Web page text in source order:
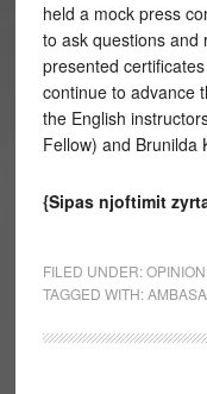
held a mock press
to ask questions and
presented
continue to advance
the English
Fellow) and Brunilda
{Sipas njoftimit
FILED UNDER:OPINION
TAGGED WITH: